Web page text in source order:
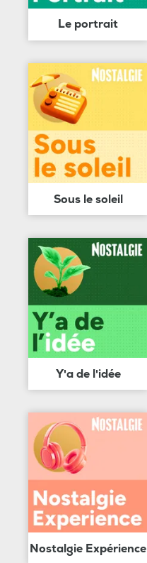
Le portrait
Sous le soleil
Y'a de l'idée
Nostalgie Expérience